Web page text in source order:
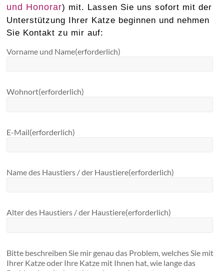
und Honorar) mit. Lassen Sie uns sofort mit der
Unterstützung Ihrer Katze beginnen und nehmen
Sie Kontakt zu mir auf:
Vorname und Name(erforderlich)
Wohnort(erforderlich)
E-Mail(erforderlich)
Name des Haustiers / der Haustiere(erforderlich)
Alter des Haustiers / der Haustiere(erforderlich)
Bitte beschreiben Sie mir genau das Problem, welches Sie mit
Ihrer Katze oder Ihre Katze mit Ihnen hat, wie lange das